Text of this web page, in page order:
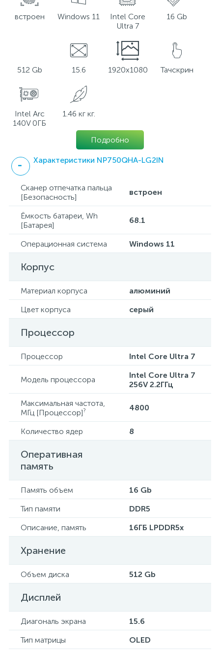
встроен Windows 11
Intel Core
Ultra 7
16 Gb
512 Gb 15.6 1920x1080 Тачскрин
Intel Arc
140V 0ГБ
1.46 кг кг.
Подробно
Характеристики NP750QHA-LG2IN
Сканер отпечатка пальца
[Безопасность]
встроен
Ёмкость батареи, Wh
[Батарея]
68.1
Операционная система Windows 11
Корпус
Материал корпуса
алюминий
Цвет корпуса
серый
Процессор
Процессор Intel Core Ultra 7
Модель процессора
Intel Core Ultra 7
256V 2.2ГГц
Максимальная частота,
МГц [Процессор]? 4800
Количество ядер 8
Оперативная
память
Память объем
16 Gb
Тип памяти
DDR5
Описание, память
16ГБ LPDDR5x
Хранение
Объем диска 512 Gb
Дисплей
Диагональ экрана
15.6
Тип матрицы
OLED